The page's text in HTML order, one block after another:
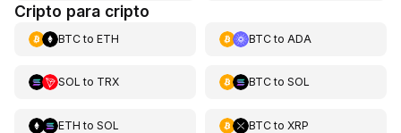
Cripto para cripto
BTCto ETH BTCto ADA
SOL to TRX BTCto SOL
ETH to SOL BTCto XRP